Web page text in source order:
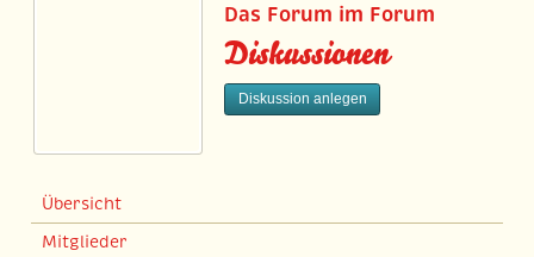
Das Forum im Forum
Diskussionen
Diskussion anlegen
Übersicht
Mitglieder